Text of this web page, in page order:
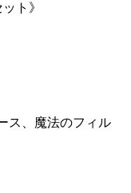
ト》
ス、魔法のフィル